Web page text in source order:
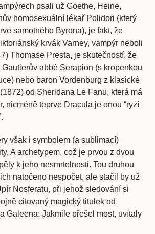
psali už Goethe, Heine,
homosexuální lékař Polidori (který
samotného Byrona), je fakt, že
krvák Varney, vampýr neboli
Thomase Presta, je skutečností, že
Gautierův abbé Serapion (s kropenkou
nebo baron Vordenburg z klasické
od Sheridana Le Fanu, která má
nicméně teprve Dracula je onou “ryzí
však i symbolem (a sublimací)
A archetypem, což je prvou z dvou
k jeho nesmrtelnosti. Tou druhou
natočeno nespočet, ale stačil by už
Nosferatu, při jehož sledování si
citovaný magický titulek od
Galeena: Jakmile přešel most, uvítaly